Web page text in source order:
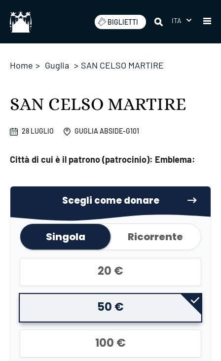
BIGLIETTI ITA
Home > Guglia > SAN CELSO MARTIRE
SAN CELSO MARTIRE
28 LUGLIO GUGLIA ABSIDE-G101
Città di cui è il patrono (patrocinio): Emblema: